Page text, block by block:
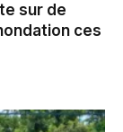
sur de
ces